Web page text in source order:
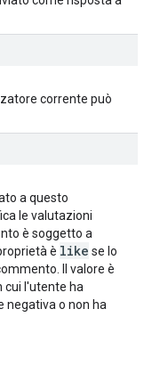
corrente può
a questo
le valutazioni
è soggetto a
è like se lo
Il valore è
cui l'utente ha
negativa o non ha